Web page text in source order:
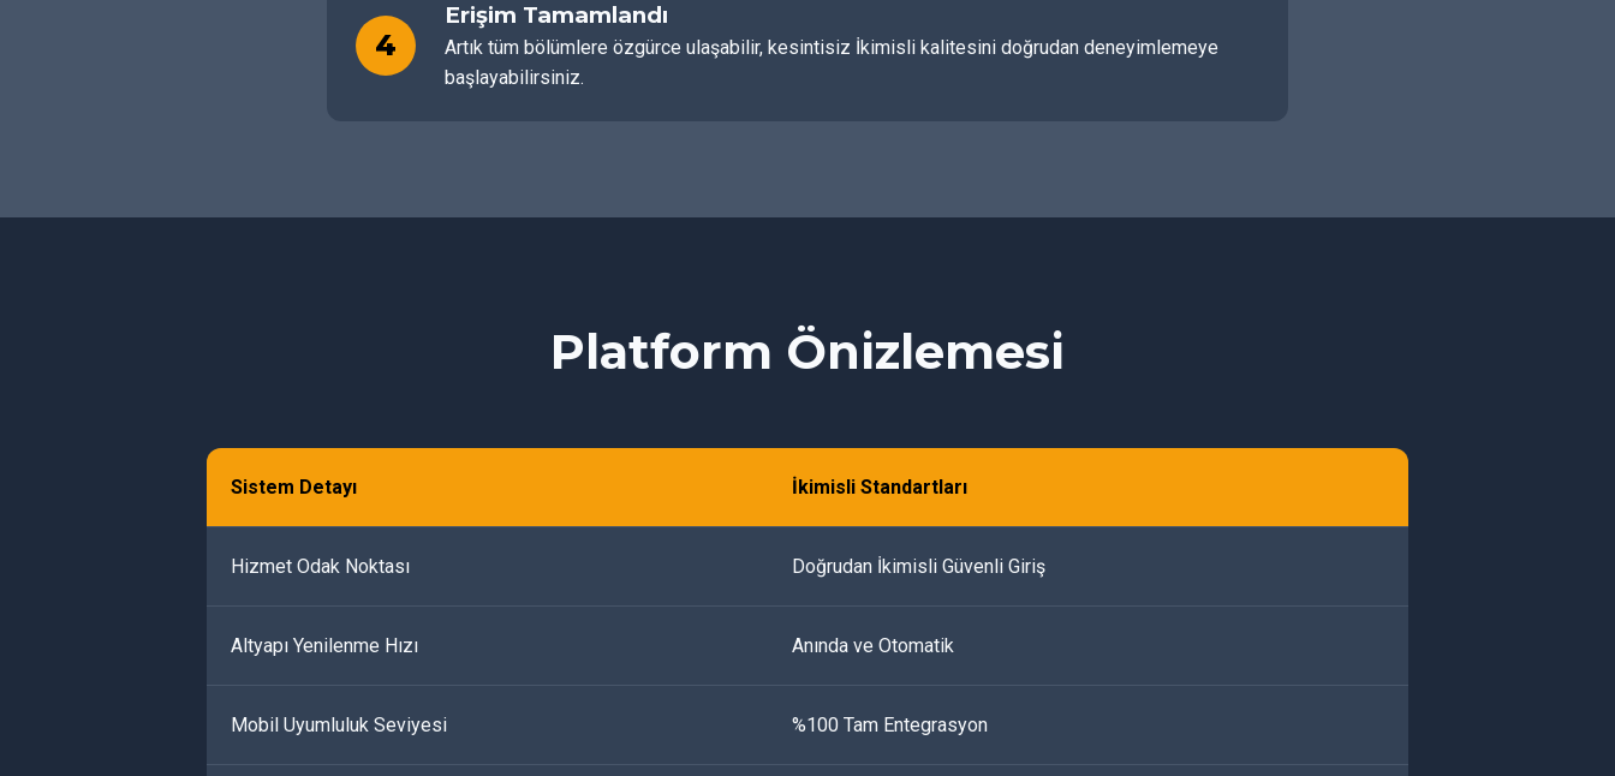
4
Erişim Tamamlandı
Artık tüm bölümlere özgürce ulaşabilir, kesintisiz İkimisli kalitesini doğrudan deneyimlemeye
başlayabilirsiniz.
Platform Önizlemesi
Sistem Detayı İkimisli Standartları
Hizmet Odak Noktası Doğrudan İkimisli Güvenli Giriş
Altyapı Yenilenme Hızı Anında ve Otomatik
Mobil Uyumluluk Seviyesi %100 Tam Entegrasyon